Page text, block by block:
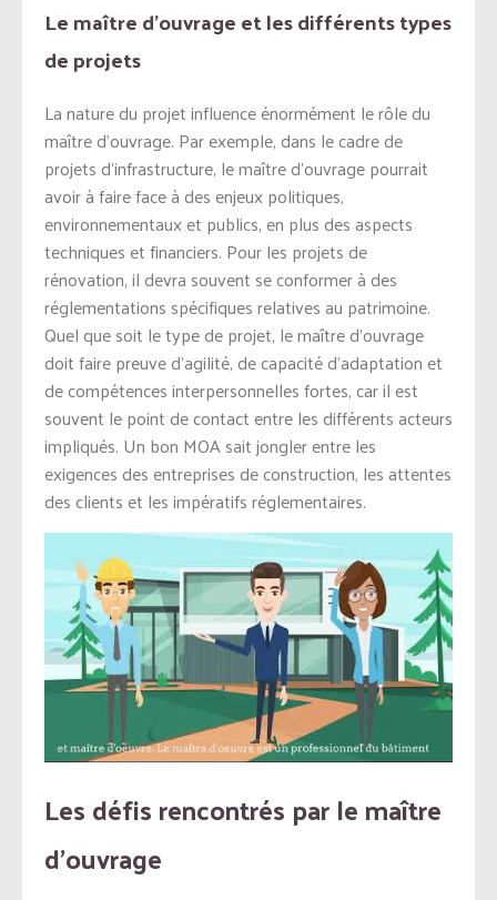
Le maître d’ouvrage et les différents types
de projets
La nature du projet influence énormément le rôle du
maître d’ouvrage. Par exemple, dans le cadre de
projets d’infrastructure, le maître d’ouvrage pourrait
avoir à faire face à des enjeux politiques,
environnementaux et publics, en plus des aspects
techniques et financiers. Pour les projets de
rénovation, il devra souvent se conformer à des
réglementations spécifiques relatives au patrimoine.
Quel que soit le type de projet, le maître d’ouvrage
doit faire preuve d’agilité, de capacité d’adaptation et
de compétences interpersonnelles fortes, car il est
souvent le point de contact entre les différents acteurs
impliqués. Un bon MOA sait jongler entre les
exigences des entreprises de construction, les attentes
des clients et les impératifs réglementaires.
Les défis rencontrés par le maître
d’ouvrage